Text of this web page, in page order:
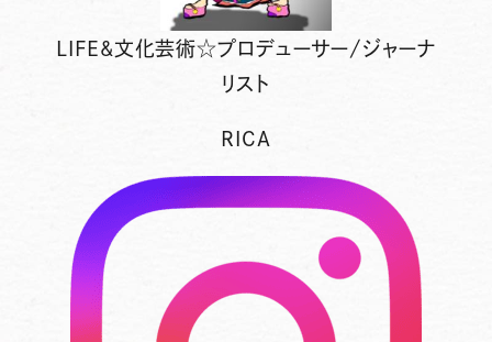
LIFE&文化芸術☆プロデューサー/ジャーナ
リスト
RICA